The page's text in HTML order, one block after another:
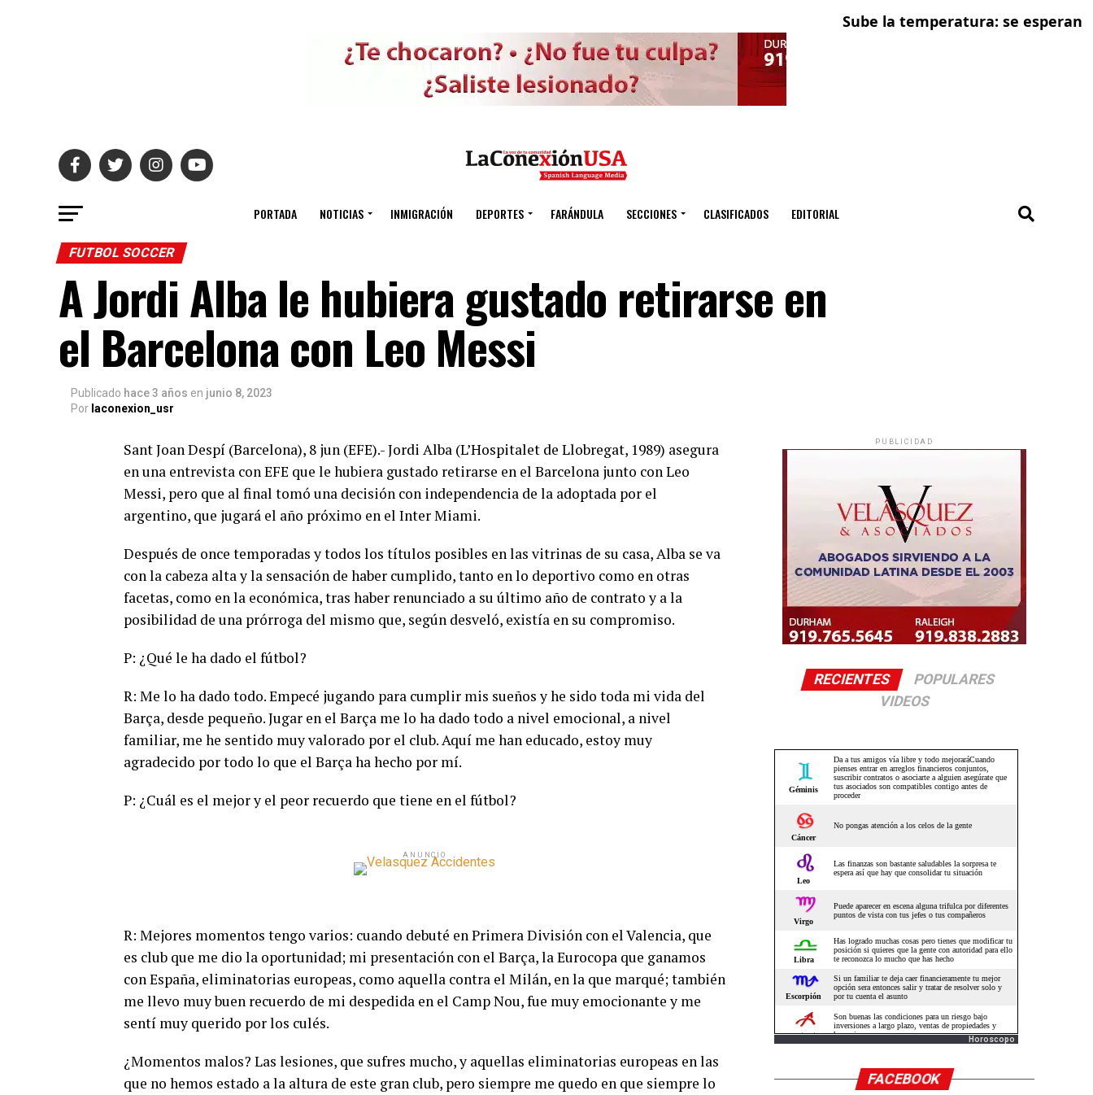
Sube la temperatura: se esperan
PORTADA NOTICIAS INMIGRACIÓN DEPORTES FARÁNDULA SECCIONES CLASIFICADOS EDITORIAL
FUTBOL SOCCER
A Jordi Alba le hubiera gustado retirarse en
el Barcelona con Leo Messi
Publicado hace 3 años en junio 8, 2023
Por laconexion_usr
Sant Joan Despí (Barcelona), 8 jun (EFE).- Jordi Alba (L’Hospitalet de Llobregat, 1989) asegura
en una entrevista con EFE que le hubiera gustado retirarse en el Barcelona junto con Leo
Messi, pero que al final tomó una decisión con independencia de la adoptada por el
argentino, que jugará el año próximo en el Inter Miami.
Después de once temporadas y todos los títulos posibles en las vitrinas de su casa, Alba se va
con la cabeza alta y la sensación de haber cumplido, tanto en lo deportivo como en otras
facetas, como en la económica, tras haber renunciado a su último año de contrato y a la
posibilidad de una prórroga del mismo que, según desveló, existía en su compromiso.
P: ¿Qué le ha dado el fútbol?
R: Me lo ha dado todo. Empecé jugando para cumplir mis sueños y he sido toda mi vida del
Barça, desde pequeño. Jugar en el Barça me lo ha dado todo a nivel emocional, a nivel
familiar, me he sentido muy valorado por el club. Aquí me han educado, estoy muy
agradecido por todo lo que el Barça ha hecho por mí.
P: ¿Cuál es el mejor y el peor recuerdo que tiene en el fútbol?
ANUNCIO
R: Mejores momentos tengo varios: cuando debuté en Primera División con el Valencia, que
es club que me dio la oportunidad; mi presentación con el Barça, la Eurocopa que ganamos
con España, eliminatorias europeas, como aquella contra el Milán, en la que marqué; también
me llevo muy buen recuerdo de mi despedida en el Camp Nou, fue muy emocionante y me
sentí muy querido por los culés.
¿Momentos malos? Las lesiones, que sufres mucho, y aquellas eliminatorias europeas en las
que no hemos estado a la altura de este gran club, pero siempre me quedo en que siempre lo
PUBLICIDAD
RECIENTES
POPULARES
VIDEOS
Horoscopo
FACEBOOK